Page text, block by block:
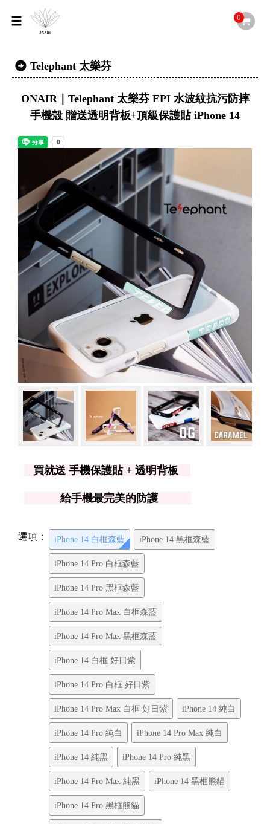
0
Telephant 太樂芬
ONAIR｜Telephant 太樂芬 EPI 水波紋抗污防摔
手機殼 贈送透明背板+頂級保護貼 iPhone 14
買就送 手機保護貼 + 透明背板
給手機最完美的防護
選項： iPhone 14 白框森藍 iPhone 14 黑框森藍
iPhone 14 Pro 白框森藍
iPhone 14 Pro 黑框森藍
iPhone 14 Pro Max 白框森藍
iPhone 14 Pro Max 黑框森藍
iPhone 14 白框 好日紫
iPhone 14 Pro 白框 好日紫
iPhone 14 Pro Max 白框 好日紫 iPhone 14 純白
iPhone 14 Pro 純白 iPhone 14 Pro Max 純白
iPhone 14 純黑 iPhone 14 Pro 純黑
iPhone 14 Pro Max 純黑 iPhone 14 黑框熊貓
iPhone 14 Pro 黑框熊貓